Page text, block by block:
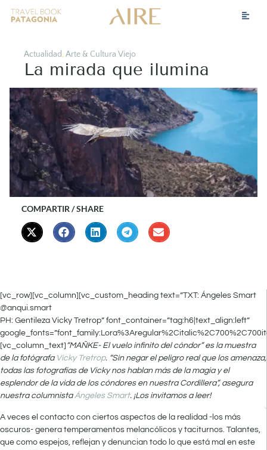
Actualidad,Arte & Cultura Viejo
La mirada que ilumina
COMPARTIR / SHARE
[vc_row][vc_column][vc_custom_heading text=”TXT: Ángeles Smart
@anqui.smart
PH: Gentileza Vicky Tretrop” font_container=”tag:h6|text_align:left”
[vc_column_text] “MAÑKE- El vuelo infinito del cóndor” es la muestra
de la fotógrafa Vicky Tretrop. “Sin negar el peligro real que los amenaza,
todas las fotografías de Vicky nos hablan más de la magia y el
esplendor de la vida de los cóndores en nuestra Cordillera”, asegura
nuestra columnistaÁngeles Smart. ¡Los invitamos a leer!
A veces el contacto con ciertos aspectos de la realidad -los más
oscuros- genera temperamentos melancólicos y taciturnos. Talantes,
que como espejos, reflejan y denuncian todo lo que está mal en este